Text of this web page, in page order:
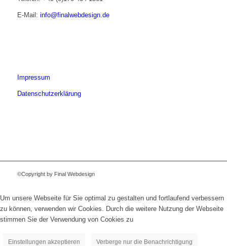
E-Mail: info@finalwebdesign.de
Impressum
Datenschutzerklärung
©Copyright by Final Webdesign
Um unsere Webseite für Sie optimal zu gestalten und fortlaufend verbessern
zu können, verwenden wir Cookies. Durch die weitere Nutzung der Webseite
stimmen Sie der Verwendung von Cookies zu
Einstellungen akzeptieren Verberge nur die Benachrichtigung